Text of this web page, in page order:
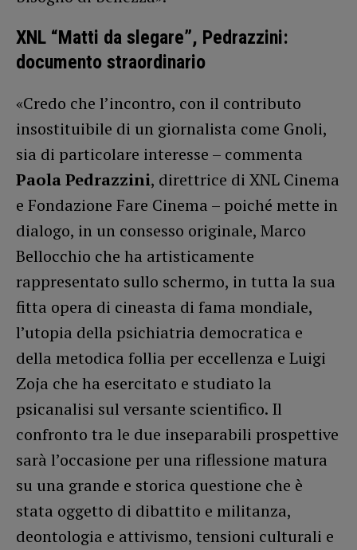
XNL “Matti da slegare”, Pedrazzini:
documento straordinario
«Credo che l’incontro, con il contributo
insostituibile di un giornalista come Gnoli,
sia di particolare interesse – commenta
Paola Pedrazzini, direttrice di XNL Cinema
e Fondazione Fare Cinema – poiché mette in
dialogo, in un consesso originale, Marco
Bellocchio che ha artisticamente
rappresentato sullo schermo, in tutta la sua
fitta opera di cineasta di fama mondiale,
l’utopia della psichiatria democratica e
della metodica follia per eccellenza e Luigi
Zoja che ha esercitato e studiato la
psicanalisi sul versante scientifico. Il
confronto tra le due inseparabili prospettive
sarà l’occasione per una riflessione matura
su una grande e storica questione che è
stata oggetto di dibattito e militanza,
deontologia e attivismo, tensioni culturali e